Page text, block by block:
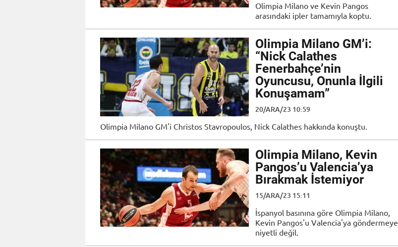
Olimpia Milano ve Kevin Pangos
arasındaki ipler tamamıyla koptu.
Olimpia Milano GM’i:
“Nick Calathes
Fenerbahçe’nin
Oyuncusu, Onunla İlgili
Konuşamam”
20/ARA/23 10:59
Olimpia Milano GM'i Christos Stavropoulos, Nick Calathes hakkında konuştu.
Olimpia Milano, Kevin
Pangos’u Valencia’ya
Bırakmak İstemiyor
15/ARA/23 15:11
İspanyol basınına göre Olimpia Milano,
Kevin Pangos'u Valencia'ya göndermeye
niyetli değil.